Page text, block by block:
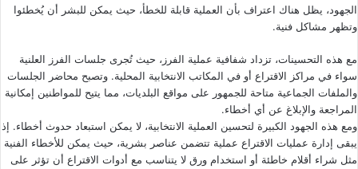
الجهود، يظل هناك اعتراف بأن العملية قابلة للخطأ، حيث يمكن للبشر أن يُخطئوا
وتظهر مشاكل فنية.
مع هذه التحسينات، تزداد شفافية عملية الفرز، حيث تُجرى جلسات الفرز العلنية
سواء في مراكز الاقتراع أو في المكاتب الانتخابية المحلية. وتصبح محاضر الجلسات
والملفات الجماعية متاحة للجمهور على مواقع البلديات، مما يتيح للمواطنين إمكانية
المراجعة والإبلاغ عن أي أخطاء.
ومع هذه الجهود الكبيرة لتحسين العملية الانتخابية، لا يمكن استبعاد حدوث أخطاء. إذ
يبقى إدارة عمليات الاقتراع عملية تتضمن عناصر بشرية، حيث يمكن للأخطاء الفنية
مثل شراء أقلام خاطئة أو استخدام ورق لا يتناسب مع أدوات الاقتراع أن تؤثر على